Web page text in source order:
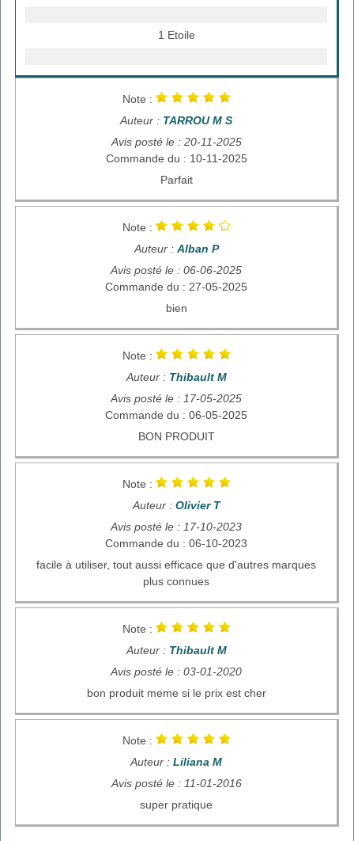
1 Etoile
Note :
Auteur : TARROU M S
Avis posté le : 20-11-2025
Commande du : 10-11-2025
Parfait
Note :
Auteur : Alban P
Avis posté le : 06-06-2025
Commande du : 27-05-2025
bien
Note :
Auteur : Thibault M
Avis posté le : 17-05-2025
Commande du : 06-05-2025
BON PRODUIT
Note :
Auteur : Olivier T
Avis posté le : 17-10-2023
Commande du : 06-10-2023
facile à utiliser, tout aussi efficace que d'autres marques
plus connues
Note :
Auteur : Thibault M
Avis posté le : 03-01-2020
bon produit meme si le prix est cher
Note :
Auteur : Liliana M
Avis posté le : 11-01-2016
super pratique